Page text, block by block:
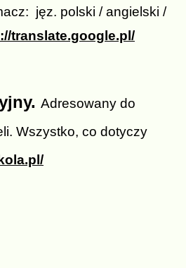
jęz. polski / angielski /
translate.google.pl/
Adresowany do
Wszystko, co dotyczy